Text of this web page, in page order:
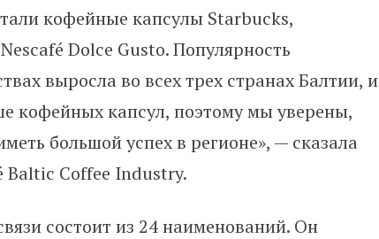
кофейные капсулы Starbucks,
Dolce Gusto. Популярность
выросла во всех трех странах Балтии, и
кофейных капсул, поэтому мы уверены,
большой успех в регионе», —сказала
Baltic Coffee Industry.
состоит из 24 наименований. Он